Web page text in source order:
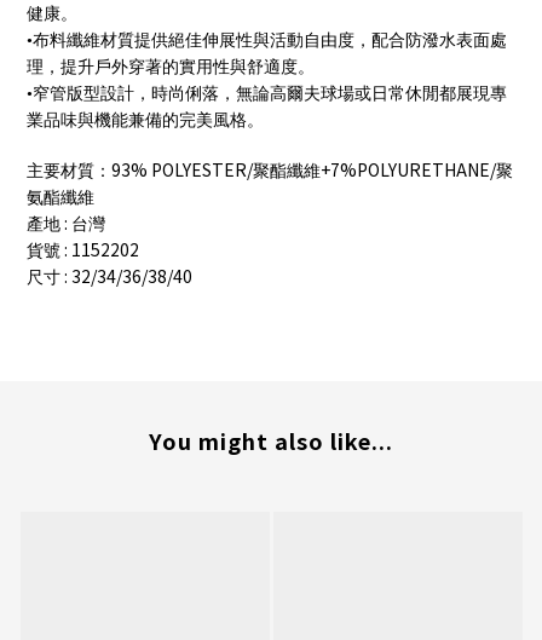
健康。
•布料纖維材質提供絕佳伸展性與活動自由度，配合防潑水表面處
理，提升戶外穿著的實用性與舒適度。
•窄管版型設計，時尚俐落，無論高爾夫球場或日常休閒都展現專
業品味與機能兼備的完美風格。
主要材質： 93% POLYESTER/聚酯纖維+7%POLYURETHANE/聚
氨酯纖維
產地 : 台灣
貨號 : 1152202
尺寸 : 32/34/36/38/40
You might also like...